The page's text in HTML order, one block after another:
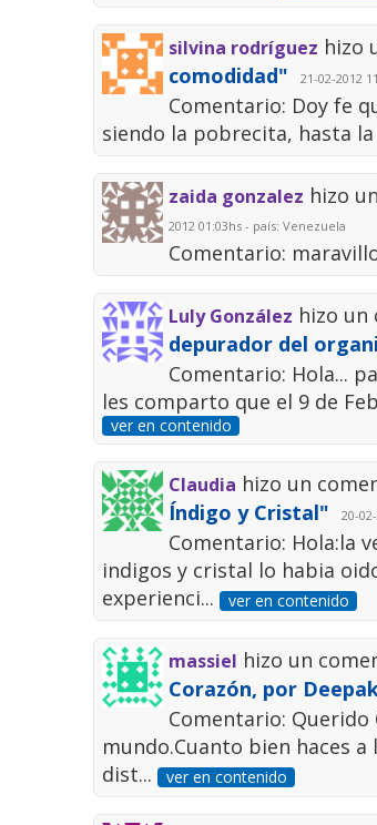
silvina rodríguez hizo
comodidad"
21-02-2012
Comentario: Doy fe
siendo la pobrecita, hasta
zaida gonzalez hizo
2012 01:03hs - país: Venezuela
Comentario:
Luly González hizo un
depurador del
Comentario: Hola...
les comparto que el 9 de
ver en contenido
Claudia hizo un
Índigo y Cristal"
20-
Comentario: Hola:la
indigos y cristal lo habia
experienci... ver en contenido
massiel hizo un
Corazón, por
Comentario:
mundo.Cuanto bien haces
dist... ver en contenido